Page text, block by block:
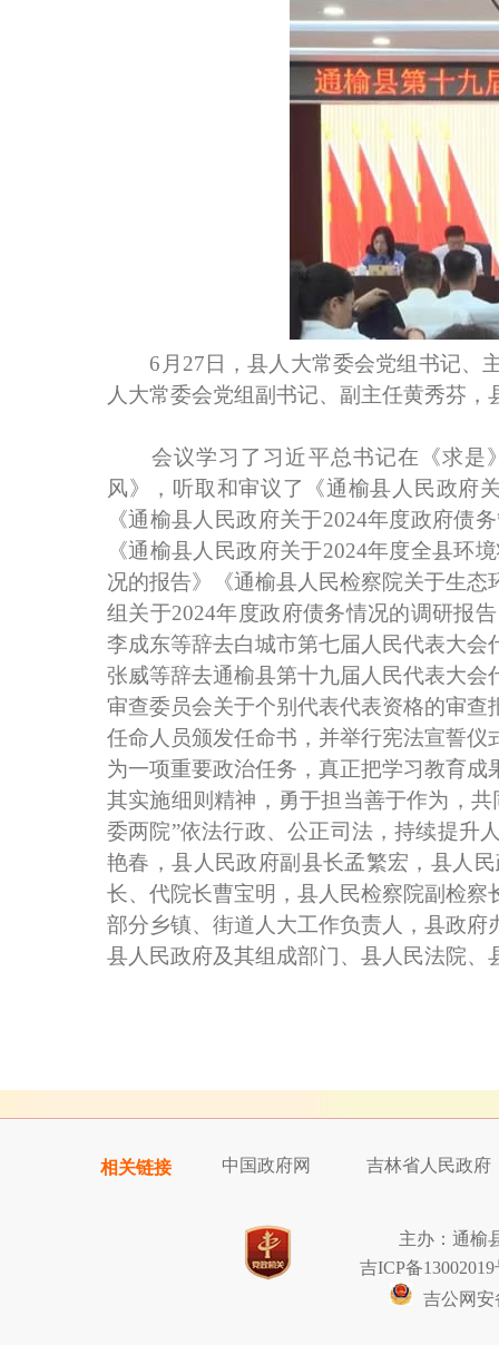
6月27日，县人大常委会党组书记、主
人大常委会党组副书记、副主任黄秀芬
会议学习了习近平总书记在《求是
风》，听取和审议了《通榆县人民政府
《通榆县人民政府关于2024年度政府债
《通榆县人民政府关于2024年度全县环
况的报告》《通榆县人民检察院关于生
组关于2024年度政府债务情况的调研报
李成东等辞去白城市第七届人民代表大
张威等辞去通榆县第十九届人民代表大
审查委员会关于个别代表代表资格的审
任命人员颁发任命书，并举行宪法宣誓
为一项重要政治任务，真正把学习教育
其实施细则精神，勇于担当善于作为，
委两院”依法行政、公正司法，持续提升
艳春，县人民政府副县长孟繁宏，县人
长、代院长曹宝明，县人民检察院副检
部分乡镇、街道人大工作负责人，县政
县人民政府及其组成部门、县人民法院
相关链接 中国政府网 吉林省人民政府
主办：通榆
吉ICP备13002019
吉公网安